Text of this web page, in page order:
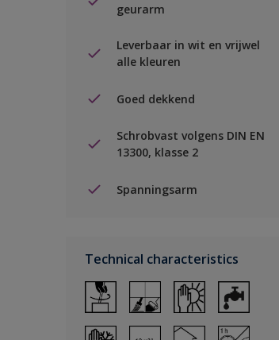
geurarm
Leverbaar in wit en vrijwel
alle kleuren
Goed dekkend
Schrobvast volgens DIN EN
13300, klasse 2
Spanningsarm
Technical characteristics